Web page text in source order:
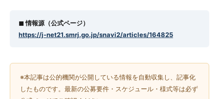
◼︎ 情報源（公式ページ）
https://j-net21.smrj.go.jp/snavi2/articles/164825
※本記事は公的機関が公開している情報を自動収集し、記事化
したものです。最新の公募要件・スケジュール・様式等は必ず